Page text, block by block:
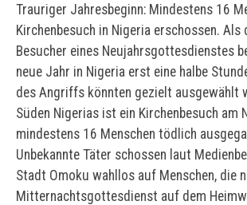
Trauriger Jahresbeginn: Mindestens 16
Kirchenbesuch in Nigeria erschossen.
Besucher eines Neujahrsgottesdienstes
neue Jahr in Nigeria erst eine halbe
des Angriffs könnten gezielt ausgewählt
Süden Nigerias ist ein Kirchenbesuch am
mindestens 16 Menschen tödlich
Unbekannte Täter schossen laut
Stadt Omoku wahllos auf Menschen, die
Mitternachtsgottesdienst auf dem